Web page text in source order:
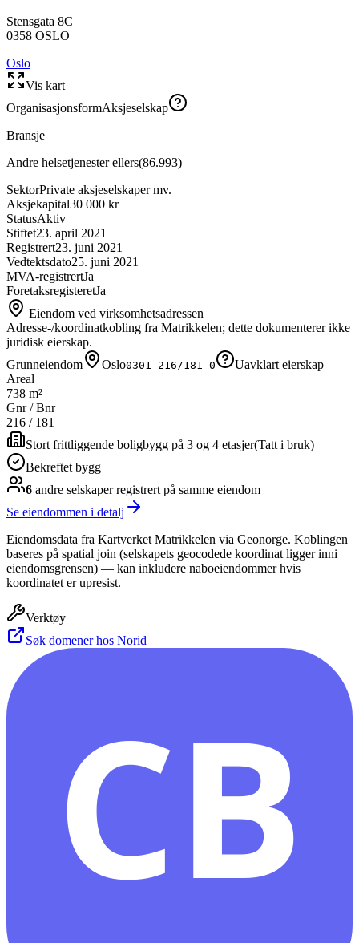
Stensgata 8C
0358 OSLO
Oslo
Vis kart
OrganisasjonsformAksjeselskap
Bransje
Andre helsetjenester ellers(86.993)
SektorPrivate aksjeselskaper mv.
Aksjekapital30 000 kr
StatusAktiv
Stiftet23. april 2021
Registrert23. juni 2021
Vedtektsdato25. juni 2021
MVA-registrertJa
ForetaksregisteretJa
Eiendom ved virksomhetsadressen
Adresse-/koordinatkobling fra Matrikkelen; dette dokumenterer ikke
juridisk eierskap.
Grunneiendom
Oslo0301-216/181-0
Uavklart eierskap
Areal
738 m²
Gnr / Bnr
216 / 181
Stort frittliggende boligbygg på 3 og 4 etasjer(Tatt i bruk)
Bekreftet bygg
6 andre selskaperregistrert på samme eiendom
Se eiendommen i detalj
Eiendomsdata fra Kartverket Matrikkelen via Geonorge. Koblingen
baseres på spatial join (selskapets geocodede koordinat ligger inni
eiendomsgrensen) — kan inkludere naboeiendommer hvis
koordinatet er upresist.
Verktøy
Søk domener hos Norid
CB